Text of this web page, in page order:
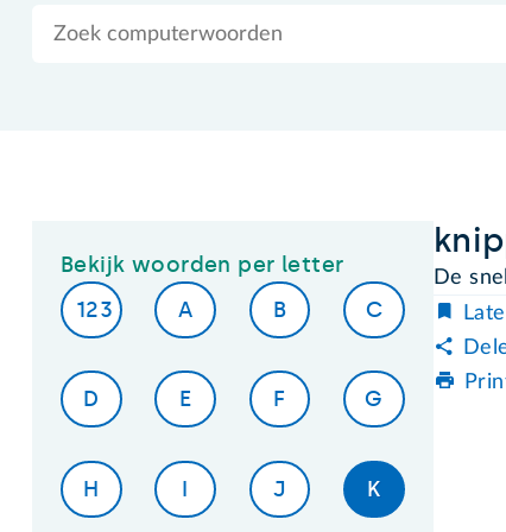
Bekijk woorden per letter
123
A B C
D E F G
H I J K
De